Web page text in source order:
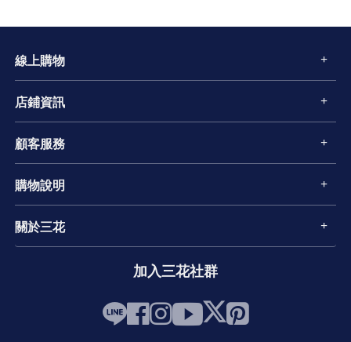
線上購物
店鋪資訊
顧客服務
購物說明
關於三花
加入三花社群